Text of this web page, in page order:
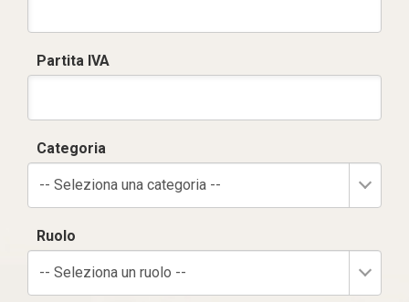
Partita IVA
Categoria
-- Seleziona una categoria --
Ruolo
-- Seleziona un ruolo --